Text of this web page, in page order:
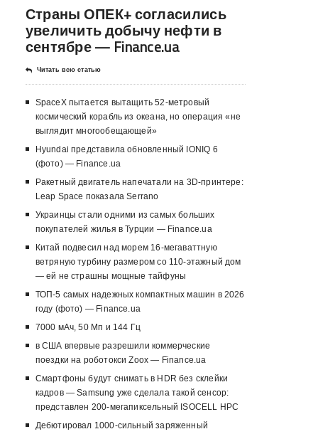
Страны ОПЕК+ согласились
увеличить добычу нефти в
сентябре — Finance.ua
Читать всю статью
SpaceX пытается вытащить 52-метровый
космический корабль из океана, но операция «не
выглядит многообещающей»
Hyundai представила обновленный IONIQ 6
(фото) — Finance.ua
Ракетный двигатель напечатали на 3D-принтере:
Leap Space показала Serrano
Украинцы стали одними из самых больших
покупателей жилья в Турции — Finance.ua
Китай подвесил над морем 16-мегаваттную
ветряную турбину размером со 110-этажный дом
— ей не страшны мощные тайфуны
ТОП-5 самых надежных компактных машин в 2026
году (фото) — Finance.ua
7000 мАч, 50 Мп и 144 Гц
в США впервые разрешили коммерческие
поездки на роботокси Zoox — Finance.ua
Смартфоны будут снимать в HDR без склейки
кадров — Samsung уже сделала такой сенсор:
представлен 200-мегапиксельный ISOCELL HPC
Дебютировал 1000-сильный заряженный